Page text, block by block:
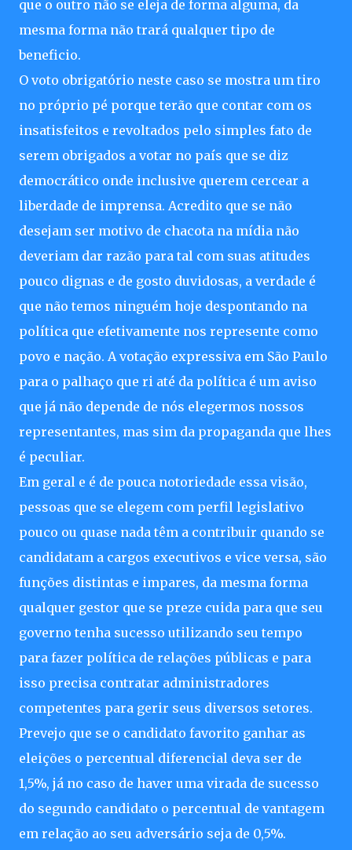
que o outro não se eleja de forma alguma, da
mesma forma não trará qualquer tipo de
beneficio.
O voto obrigatório neste caso se mostra um tiro
no próprio pé porque terão que contar com os
insatisfeitos e revoltados pelo simples fato de
serem obrigados a votar no país que se diz
democrático onde inclusive querem cercear a
liberdade de imprensa. Acredito que se não
desejam ser motivo de chacota na mídia não
deveriam dar razão para tal com suas atitudes
pouco dignas e de gosto duvidosas, a verdade é
que não temos ninguém hoje despontando na
política que efetivamente nos represente como
povo e nação. A votação expressiva em São Paulo
para o palhaço que ri até da política é um aviso
que já não depende de nós elegermos nossos
representantes, mas sim da propaganda que lhes
é peculiar.
Em geral e é de pouca notoriedade essa visão,
pessoas que se elegem com perfil legislativo
pouco ou quase nada têm a contribuir quando se
candidatam a cargos executivos e vice versa, são
funções distintas e impares, da mesma forma
qualquer gestor que se preze cuida para que seu
governo tenha sucesso utilizando seu tempo
para fazer política de relações públicas e para
isso precisa contratar administradores
competentes para gerir seus diversos setores.
Prevejo que se o candidato favorito ganhar as
eleições o percentual diferencial deva ser de
1,5%, já no caso de haver uma virada de sucesso
do segundo candidato o percentual de vantagem
em relação ao seu adversário seja de 0,5%.